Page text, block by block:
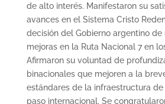
de alto interés. Manifestaron su
avances en el Sistema Cristo
decisión del Gobierno argentino de
mejoras en la Ruta Nacional 7 en
Afirmaron su voluntad de
binacionales que mejoren a la
estándares de la infraestructura
paso internacional. Se